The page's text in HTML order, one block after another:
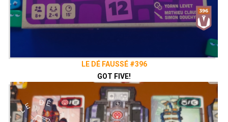
LE DÉ FAUSSÉ #396
GOT FIVE!